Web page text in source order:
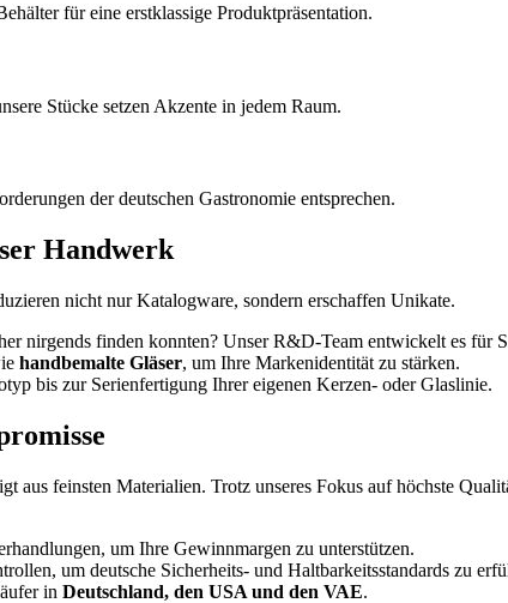
für eine erstklassige Produktpräsentation.
Stücke setzen Akzente in jedem Raum.
der deutschen Gastronomie entsprechen.
Handwerk
nicht nur Katalogware, sondern erschaffen Unikate.
nirgends finden konnten? Unser R&D-Team entwickelt es für
handbemalte Gläser, um Ihre Markenidentität zu stärken.
bis zur Serienfertigung Ihrer eigenen Kerzen- oder Glaslinie.
aus feinsten Materialien. Trotz unseres Fokus auf höchste
um Ihre Gewinnmargen zu unterstützen.
um deutsche Sicherheits- und Haltbarkeitsstandards zu
in Deutschland, den USA und den VAE.